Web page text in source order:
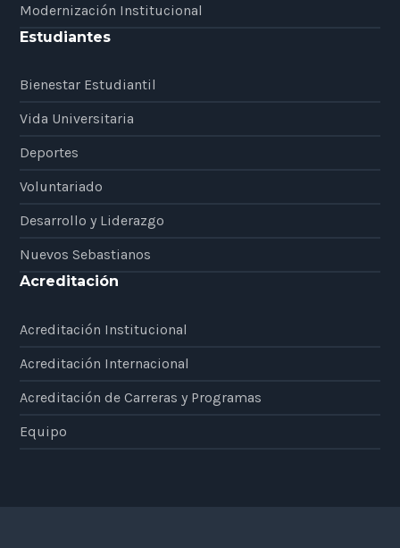
Modernización Institucional
Estudiantes
Bienestar Estudiantil
Vida Universitaria
Deportes
Voluntariado
Desarrollo y Liderazgo
Nuevos Sebastianos
Acreditación
Acreditación Institucional
Acreditación Internacional
Acreditación de Carreras y Programas
Equipo